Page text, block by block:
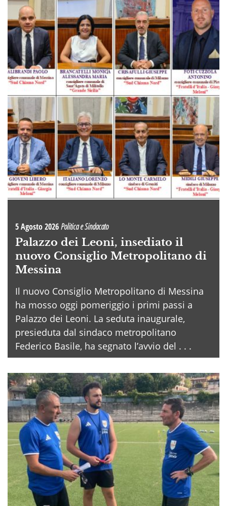
5 Agosto 2026Politica e Sindacato
Palazzo dei Leoni, insediato il
nuovo Consiglio Metropolitano di
Messina
Il nuovo Consiglio Metropolitano di Messina
ha mosso oggi pomeriggio i primi passi a
Palazzo dei Leoni. La seduta inaugurale,
presieduta dal sindaco metropolitano
Federico Basile, ha segnato l’avvio del . . .